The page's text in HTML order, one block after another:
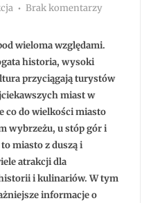
Brak komentarzydo
sztuki
i
w
Norwegii.
zobaczyć
i
gdzie
zjeść?
wieloma względami.
historia, wysoki
przyciągają turystów
miast w
co do wielkości miasto
wybrzeżu, u stóp gór i
miasto z duszą i
atrakcji dla
i kulinariów. W tym
informacje o